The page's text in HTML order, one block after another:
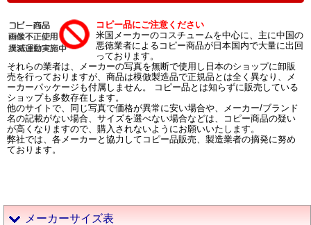
コピー品にご注意ください
米国メーカーのコスチュームを中心に、主に中国の
悪徳業者によるコピー商品が日本国内で大量に出回
っております。
それらの業者は、メーカーの写真を無断で使用し日本のショップに卸販
売を行っておりますが、商品は模倣製造品で正規品とは全く異なり、メ
ーカーパッケージも付属しません。 コピー品とは知らずに販売している
ショップも多数存在します。
他のサイトで、同じ写真で価格が異常に安い場合や、メーカー/ブランド
名の記載がない場合、サイズを選べない場合などは、コピー商品の疑い
が高くなりますので、購入されないようにお願いいたします。
弊社では、各メーカーと協力してコピー品販売、製造業者の摘発に努め
ております。
メーカーサイズ表